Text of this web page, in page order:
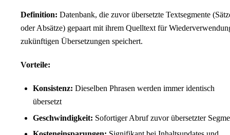
Definition: Datenbank, die zuvor übersetzte Textsegmente
oder Absätze) gepaart mit ihrem Quelltext für
zukünftigen Übersetzungen speichert.
Vorteile:
Konsistenz: Dieselben Phrasen werden immer identisch
übersetzt
Geschwindigkeit: Sofortiger Abruf zuvor übersetzter